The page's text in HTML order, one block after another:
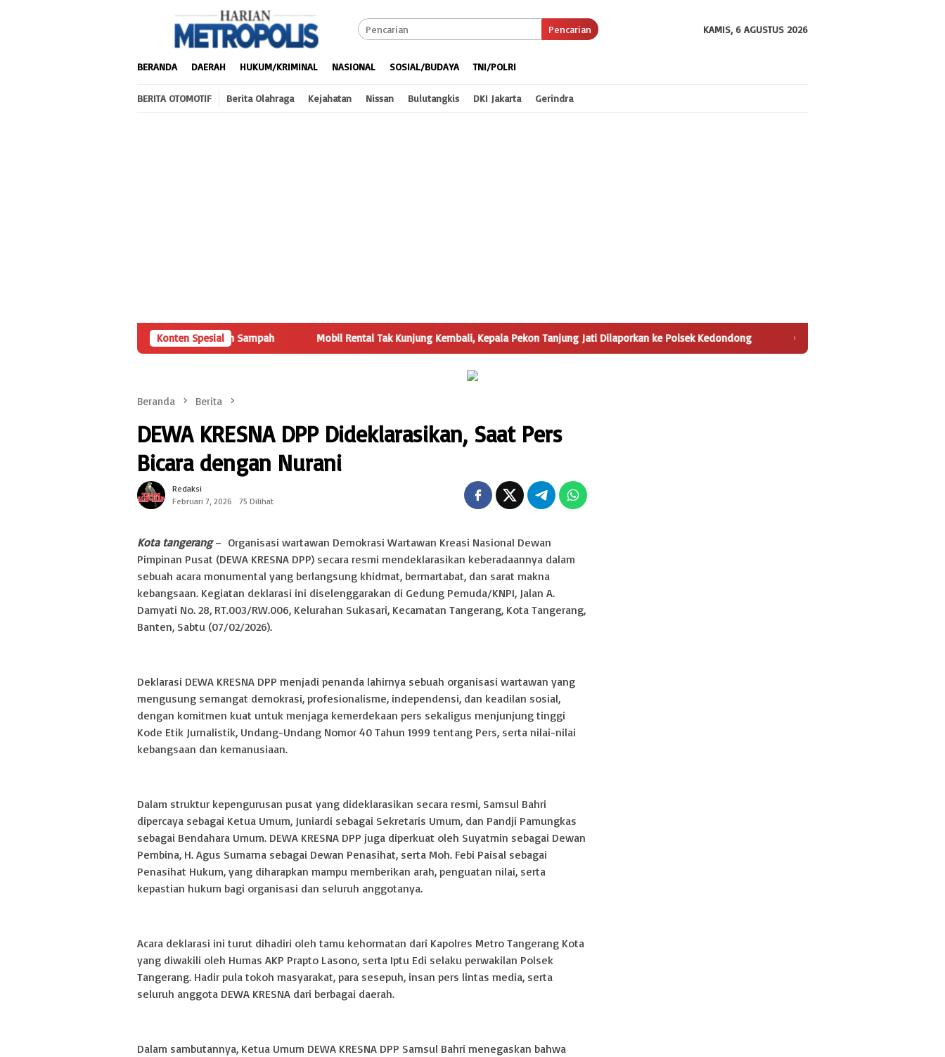
Pencarian KAMIS, 6 AGUSTUS 2026
BERANDA DAERAH HUKUM/KRIMINAL NASIONAL SOSIAL/BUDAYA TNI/POLRI
BERITA OTOMOTIF Berita Olahraga Kejahatan Nissan Bulutangkis DKI Jakarta Gerindra
Konten Spesial
Tempat Pengelolaan Sampah Mobil Rental Tak Kunjung Kembali, Kepala Pekon Tanjung Jati Dilaporkan ke Polsek Kedondong GPPR11 Bidik Dua Pos Anggaran Terbesar DLHP,
Beranda Berita
DEWA KRESNA DPP Dideklarasikan, Saat Pers
Bicara dengan Nurani
Redaksi
Februari 7, 2026
75 Dilihat
Kota tangerang– Organisasi wartawan Demokrasi Wartawan Kreasi Nasional Dewan
Pimpinan Pusat (DEWA KRESNA DPP) secara resmi mendeklarasikan keberadaannya dalam
sebuah acara monumental yang berlangsung khidmat, bermartabat, dan sarat makna
kebangsaan. Kegiatan deklarasi ini diselenggarakan di Gedung Pemuda/KNPI, Jalan A.
Damyati No. 28, RT.003/RW.006, Kelurahan Sukasari, Kecamatan Tangerang, Kota Tangerang,
Banten, Sabtu (07/02/2026).
Deklarasi DEWA KRESNA DPP menjadi penanda lahirnya sebuah organisasi wartawan yang
mengusung semangat demokrasi, profesionalisme, independensi, dan keadilan sosial,
dengan komitmen kuat untuk menjaga kemerdekaan pers sekaligus menjunjung tinggi
Kode Etik Jurnalistik, Undang-Undang Nomor 40 Tahun 1999 tentang Pers, serta nilai-nilai
kebangsaan dan kemanusiaan.
Dalam struktur kepengurusan pusat yang dideklarasikan secara resmi, Samsul Bahri
dipercaya sebagai Ketua Umum, Juniardi sebagai Sekretaris Umum, dan Pandji Pamungkas
sebagai Bendahara Umum. DEWA KRESNA DPP juga diperkuat oleh Suyatmin sebagai Dewan
Pembina, H. Agus Sumarna sebagai Dewan Penasihat, serta Moh. Febi Paisal sebagai
Penasihat Hukum, yang diharapkan mampu memberikan arah, penguatan nilai, serta
kepastian hukum bagi organisasi dan seluruh anggotanya.
Acara deklarasi ini turut dihadiri oleh tamu kehormatan dari Kapolres Metro Tangerang Kota
yang diwakili oleh Humas AKP Prapto Lasono, serta Iptu Edi selaku perwakilan Polsek
Tangerang. Hadir pula tokoh masyarakat, para sesepuh, insan pers lintas media, serta
seluruh anggota DEWA KRESNA dari berbagai daerah.
Dalam sambutannya, Ketua Umum DEWA KRESNA DPP Samsul Bahri menegaskan bahwa